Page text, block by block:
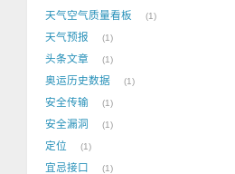
天气空气质量看板 1
天气预报 1
头条文章 1
奥运历史数据 1
安全传输 1
安全漏洞 1
定位 1
宜忌接口 1